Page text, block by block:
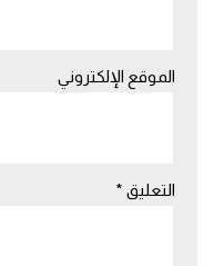
الموقع الإلكتروني
التعليق *